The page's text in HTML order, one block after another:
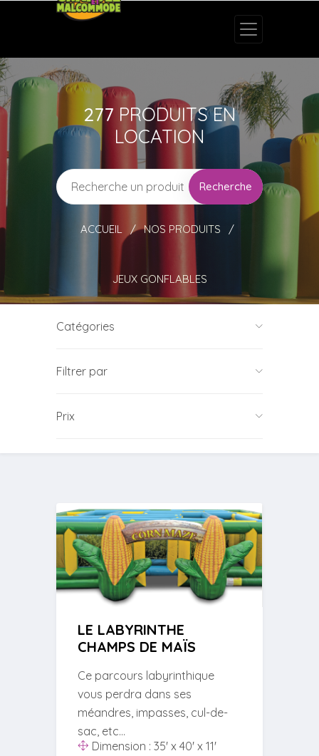
277 PRODUITS EN
LOCATION
Recherche
ACCUEIL NOS PRODUITS
JEUX GONFLABLES
Catégories
Filtrer par
Prix
LE LABYRINTHE
CHAMPS DE MAÏS
Ce parcours labyrinthique
vous perdra dans ses
méandres, impasses, cul-de-
sac, etc...
Dimension : 35' x 40' x 11'